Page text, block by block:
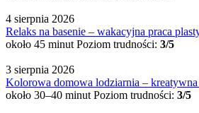
4 sierpnia 2026
Relaks na basenie – wakacyjna praca
około 45 minut Poziom trudności: 3/5
3 sierpnia 2026
Kolorowa domowa lodziarnia – kreatywna
około 30–40 minut Poziom trudności: 3/5